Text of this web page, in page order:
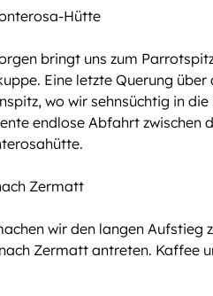
Hütte
bringt uns zum
Eine letzte Querung
wo wir sehnsüchtig in
endlose Abfahrt zwischen
Zermatt
wir den langen
Zermatt antreten. Kaffee